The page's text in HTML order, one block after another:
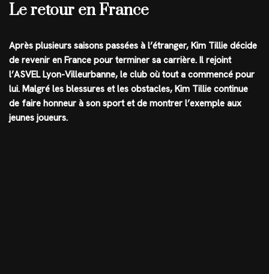
Le retour en France
Après plusieurs saisons passées à l’étranger, Kim Tillie décide
de revenir en France pour terminer sa carrière. Il rejoint
l’ASVEL Lyon-Villeurbanne, le club où tout a commencé pour
lui. Malgré les blessures et les obstacles, Kim Tillie continue
de faire honneur à son sport et de montrer l’exemple aux
jeunes joueurs.